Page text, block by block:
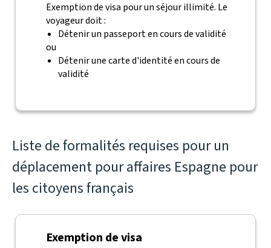
Exemption de visa pour un séjour illimité. Le
voyageur doit :
Détenir un passeport en cours de validité
ou
Détenir une carte d'identité en cours de
validité
Liste de formalités requises pour un
déplacement pour affaires Espagne pour
les citoyens français
Exemption de visa